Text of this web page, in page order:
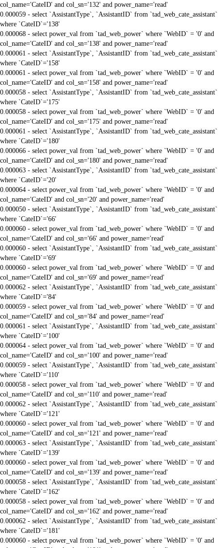
col_name='CateID' and col_sn='132' and power_name='read'
0.000059 - select `AssistantType`, `AssistantID` from `tad_web_cate_assistant`
where `CateID`='138'
0.000068 - select power_val from `tad_web_power` where `WebID` = '0' and
col_name='CateID' and col_sn='138' and power_name='read'
0.000061 - select `AssistantType`, `AssistantID` from `tad_web_cate_assistant`
where `CateID`='158'
0.000061 - select power_val from `tad_web_power` where `WebID` = '0' and
col_name='CateID' and col_sn='158' and power_name='read'
0.000058 - select `AssistantType`, `AssistantID` from `tad_web_cate_assistant`
where `CateID`='175'
0.000058 - select power_val from `tad_web_power` where `WebID` = '0' and
col_name='CateID' and col_sn='175' and power_name='read'
0.000061 - select `AssistantType`, `AssistantID` from `tad_web_cate_assistant`
where `CateID`='180'
0.000066 - select power_val from `tad_web_power` where `WebID` = '0' and
col_name='CateID' and col_sn='180' and power_name='read'
0.000063 - select `AssistantType`, `AssistantID` from `tad_web_cate_assistant`
where `CateID`='20'
0.000064 - select power_val from `tad_web_power` where `WebID` = '0' and
col_name='CateID' and col_sn='20' and power_name='read'
0.000050 - select `AssistantType`, `AssistantID` from `tad_web_cate_assistant`
where `CateID`='66'
0.000060 - select power_val from `tad_web_power` where `WebID` = '0' and
col_name='CateID' and col_sn='66' and power_name='read'
0.000060 - select `AssistantType`, `AssistantID` from `tad_web_cate_assistant`
where `CateID`='69'
0.000060 - select power_val from `tad_web_power` where `WebID` = '0' and
col_name='CateID' and col_sn='69' and power_name='read'
0.000062 - select `AssistantType`, `AssistantID` from `tad_web_cate_assistant`
where `CateID`='84'
0.000059 - select power_val from `tad_web_power` where `WebID` = '0' and
col_name='CateID' and col_sn='84' and power_name='read'
0.000061 - select `AssistantType`, `AssistantID` from `tad_web_cate_assistant`
where `CateID`='100'
0.000064 - select power_val from `tad_web_power` where `WebID` = '0' and
col_name='CateID' and col_sn='100' and power_name='read'
0.000059 - select `AssistantType`, `AssistantID` from `tad_web_cate_assistant`
where `CateID`='110'
0.000058 - select power_val from `tad_web_power` where `WebID` = '0' and
col_name='CateID' and col_sn='110' and power_name='read'
0.000062 - select `AssistantType`, `AssistantID` from `tad_web_cate_assistant`
where `CateID`='121'
0.000060 - select power_val from `tad_web_power` where `WebID` = '0' and
col_name='CateID' and col_sn='121' and power_name='read'
0.000063 - select `AssistantType`, `AssistantID` from `tad_web_cate_assistant`
where `CateID`='139'
0.000060 - select power_val from `tad_web_power` where `WebID` = '0' and
col_name='CateID' and col_sn='139' and power_name='read'
0.000058 - select `AssistantType`, `AssistantID` from `tad_web_cate_assistant`
where `CateID`='162'
0.000058 - select power_val from `tad_web_power` where `WebID` = '0' and
col_name='CateID' and col_sn='162' and power_name='read'
0.000062 - select `AssistantType`, `AssistantID` from `tad_web_cate_assistant`
where `CateID`='181'
0.000060 - select power_val from `tad_web_power` where `WebID` = '0' and